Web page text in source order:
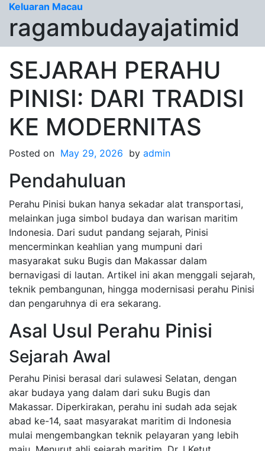
Keluaran Macau
ragambudayajatimid
SEJARAH PERAHU
PINISI: DARI TRADISI
KE MODERNITAS
Posted on May 29, 2026 by admin
Pendahuluan
Perahu Pinisi bukan hanya sekadar alat transportasi,
melainkan juga simbol budaya dan warisan maritim
Indonesia. Dari sudut pandang sejarah, Pinisi
mencerminkan keahlian yang mumpuni dari
masyarakat suku Bugis dan Makassar dalam
bernavigasi di lautan. Artikel ini akan menggali sejarah,
teknik pembangunan, hingga modernisasi perahu Pinisi
dan pengaruhnya di era sekarang.
Asal Usul Perahu Pinisi
Sejarah Awal
Perahu Pinisi berasal dari sulawesi Selatan, dengan
akar budaya yang dalam dari suku Bugis dan
Makassar. Diperkirakan, perahu ini sudah ada sejak
abad ke-14, saat masyarakat maritim di Indonesia
mulai mengembangkan teknik pelayaran yang lebih